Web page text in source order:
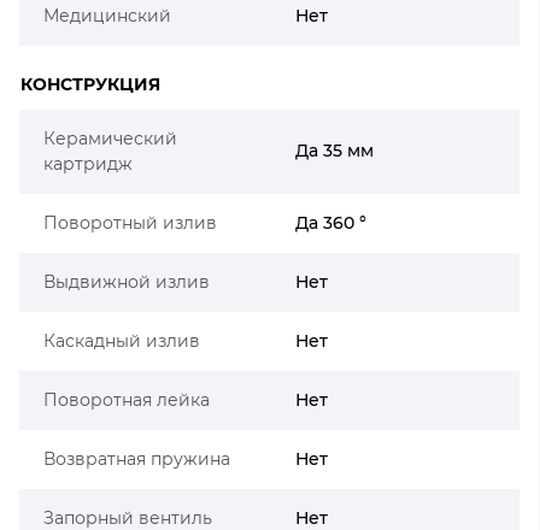
Медицинский Нет
КОНСТРУКЦИЯ
Керамический
картридж
Да 35 мм
Поворотный излив Да 360 °
Выдвижной излив Нет
Каскадный излив Нет
Поворотная лейка Нет
Возвратная пружина Нет
Запорный вентиль Нет